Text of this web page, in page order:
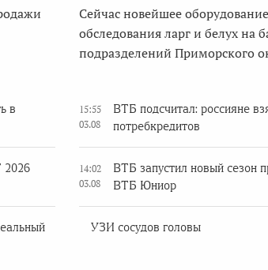
Сейчас новейшее
обследования ларг и белух на
подразделений Приморского
в
2026
15:55
03.08
ВТБ подсчитал: россияне
потребкредитов
14:02
03.08
ВТБ запустил новый сезон
ВТБ Юниор
УЗИ сосудов головы